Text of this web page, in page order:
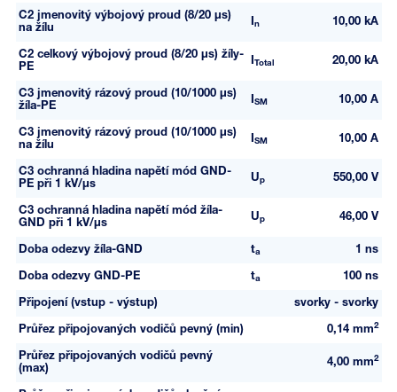
C2 jmenovitý výbojový proud (8/20 µs)
na žílu
n 10,00 kA
C2 celkový výbojový proud (8/20 µs) žíly-
PE
Total 20,00 kA
C3 jmenovitý rázový proud (10/1000 µs)
žíla-PE
SM 10,00 A
C3 jmenovitý rázový proud (10/1000 µs)
na žílu
SM 10,00 A
C3 ochranná hladina napětí mód GND-
PE při 1 kV/µs
Up 550,00 V
C3 ochranná hladina napětí mód žíla-
GND při 1 kV/µs
Up 46,00 V
Doba odezvy žíla-GND ta 1 ns
Doba odezvy GND-PE ta 100 ns
Připojení (vstup - výstup) svorky - svorky
Průřez připojovaných vodičů pevný (min) 0,14 mm2
Průřez připojovaných vodičů pevný
(max)
4,00 mm2